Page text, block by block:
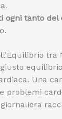
ogni tanto del
tra
Una
problemi
giornaliera